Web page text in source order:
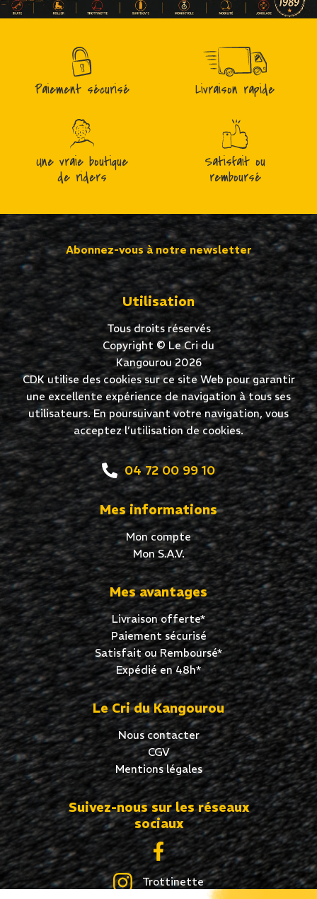
Paiement sécurisé Livraison rapide
Une vraie boutique
de riders
Satisfait ou
remboursé
Abonnez-vous à notre newsletter
Utilisation
Tous droits réservés
Copyright © Le Cri du
Kangourou 2026
CDK utilise des cookies sur ce site Web pour garantir
une excellente expérience de navigation à tous ses
utilisateurs. En poursuivant votre navigation, vous
acceptez l’utilisation de cookies.
04 72 00 99 10
Mes informations
Mon compte
Mon S.A.V.
Mes avantages
Livraison offerte*
Paiement sécurisé
Satisfait ou Remboursé*
Expédié en 48h*
Le Cri du Kangourou
Nous contacter
CGV
Mentions légales
Suivez-nous sur les réseaux
sociaux
Trottinette